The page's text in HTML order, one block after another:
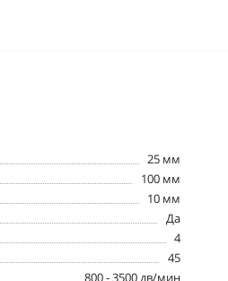
25 мм
100 мм
10 мм
Да
4
45
800 - 3500 дв/мин